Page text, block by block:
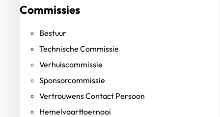
Commissies
Bestuur
Technische Commissie
Verhuiscommissie
Sponsorcommissie
Vertrouwens Contact Persoon
Hemelvaarttoernooi